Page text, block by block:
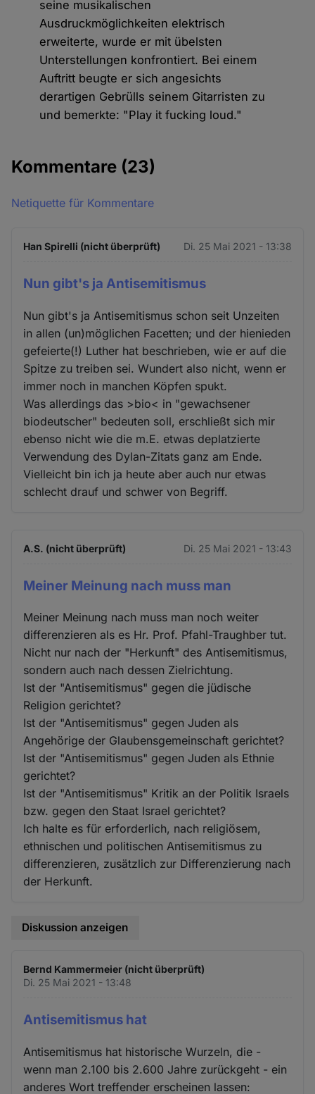
seine musikalischen
Ausdruckmöglichkeiten elektrisch
erweiterte, wurde er mit übelsten
Unterstellungen konfrontiert. Bei einem
Auftritt beugte er sich angesichts
derartigen Gebrülls seinem Gitarristen zu
und bemerkte: "Play it fucking loud."
Kommentare (23)
Netiquette für Kommentare
Han Spirelli (nicht überprüft) Di. 25 Mai 2021 - 13:38
Nun gibt's ja Antisemitismus
Nun gibt's ja Antisemitismus schon seit Unzeiten
in allen (un)möglichen Facetten; und der hienieden
gefeierte(!) Luther hat beschrieben, wie er auf die
Spitze zu treiben sei. Wundert also nicht, wenn er
immer noch in manchen Köpfen spukt.
Was allerdings das >bio< in "gewachsener
biodeutscher" bedeuten soll, erschließt sich mir
ebenso nicht wie die m.E. etwas deplatzierte
Verwendung des Dylan-Zitats ganz am Ende.
Vielleicht bin ich ja heute aber auch nur etwas
schlecht drauf und schwer von Begriff.
A.S. (nicht überprüft) Di. 25 Mai 2021 - 13:43
Meiner Meinung nach muss man
Meiner Meinung nach muss man noch weiter
differenzieren als es Hr. Prof. Pfahl-Traughber tut.
Nicht nur nach der "Herkunft" des Antisemitismus,
sondern auch nach dessen Zielrichtung.
Ist der "Antisemitismus" gegen die jüdische
Religion gerichtet?
Ist der "Antisemitismus" gegen Juden als
Angehörige der Glaubensgemeinschaft gerichtet?
Ist der "Antisemitismus" gegen Juden als Ethnie
gerichtet?
Ist der "Antisemitismus" Kritik an der Politik Israels
bzw. gegen den Staat Israel gerichtet?
Ich halte es für erforderlich, nach religiösem,
ethnischen und politischen Antisemitismus zu
differenzieren, zusätzlich zur Differenzierung nach
der Herkunft.
Diskussion anzeigen
Bernd Kammermeier (nicht überprüft)
Di. 25 Mai 2021 - 13:48
Antisemitismus hat
Antisemitismus hat historische Wurzeln, die -
wenn man 2.100 bis 2.600 Jahre zurückgeht - ein
anderes Wort treffender erscheinen lassen: